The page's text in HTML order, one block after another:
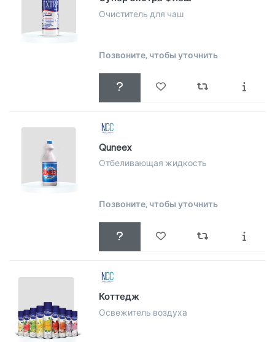
Очиститель для чаш
Позвоните, чтобы уточнить
Quneex
Отбеливающая жидкость
Позвоните, чтобы уточнить
Коттедж
Освежитель воздуха